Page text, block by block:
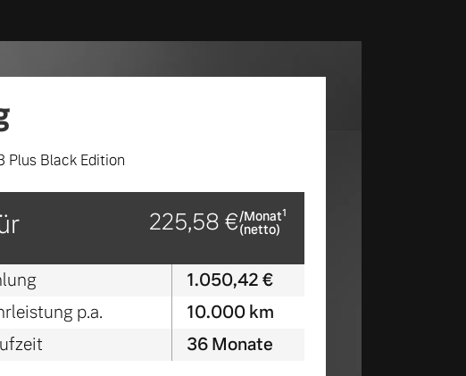
Plus Black Edition
225,58 €/Monat1
(netto)
1.050,42 €
p.a.
10.000 km
36 Monate